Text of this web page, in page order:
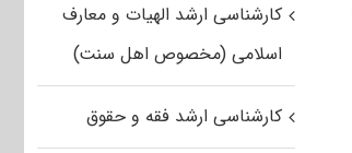
کارشناسی ارشد الهیات و معارف
اسلامی (مخصوص اهل سنت)
کارشناسی ارشد فقه و حقوق